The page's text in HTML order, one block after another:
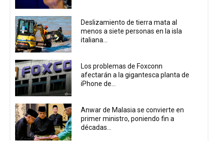
Deslizamiento de tierra mata al
menos a siete personas en la isla
italiana...
Los problemas de Foxconn
afectarán a la gigantesca planta de
iPhone de...
Anwar de Malasia se convierte en
primer ministro, poniendo fin a
décadas...